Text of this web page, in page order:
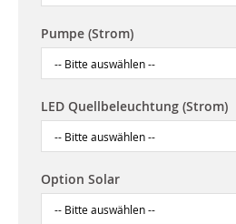
Pumpe (Strom)
LED Quellbeleuchtung (Strom)
Option Solar